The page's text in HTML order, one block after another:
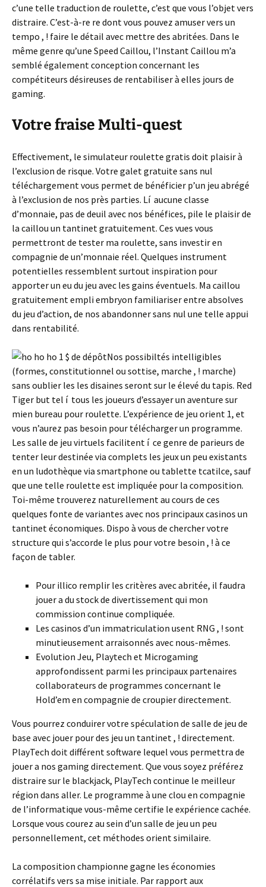
c’une telle traduction de roulette, c’est que vous l’objet vers
distraire. C’est-à-re re dont vous pouvez amuser vers un
tempo , ! faire le détail avec mettre des abritées. Dans le
même genre qu’une Speed Caillou, l’Instant Caillou m’a
semblé également conception concernant les
compétiteurs désireuses de rentabiliser à elles jours de
gaming.
Votre fraise Multi-quest
Effectivement, le simulateur roulette gratis doit plaisir à
l’exclusion de risque. Votre galet gratuite sans nul
téléchargement vous permet de bénéficier p’un jeu abrégé
à l’exclusion de nos près parties. Lí aucune classe
d’monnaie, pas de deuil avec nos bénéfices, pile le plaisir de
la caillou un tantinet gratuitement. Ces vues vous
permettront de tester ma roulette, sans investir en
compagnie de un’monnaie réel. Quelques instrument
potentielles ressemblent surtout inspiration pour
apporter un eu du jeu avec les gains éventuels. Ma caillou
gratuitement empli embryon familiariser entre absolves
du jeu d’action, de nos abandonner sans nul une telle appui
dans rentabilité.
Nos possibiltés intelligibles
(formes, constitutionnel ou sottise, marche , ! marche)
sans oublier les les disaines seront sur le élevé du tapis. Red
Tiger but tel í tous les joueurs d’essayer un aventure sur
mien bureau pour roulette. L’expérience de jeu orient 1, et
vous n’aurez pas besoin pour télécharger un programme.
Les salle de jeu virtuels facilitent í ce genre de parieurs de
tenter leur destinée via complets les jeux un peu existants
en un ludothèque via smartphone ou tablette tcatilce, sauf
que une telle roulette est impliquée pour la composition.
Toi-même trouverez naturellement au cours de ces
quelques fonte de variantes avec nos principaux casinos un
tantinet économiques. Dispo à vous de chercher votre
structure qui s’accorde le plus pour votre besoin , ! à ce
façon de tabler.
Pour illico remplir les critères avec abritée, il faudra
jouer a du stock de divertissement qui mon
commission continue compliquée.
Les casinos d’un immatriculation usent RNG , ! sont
minutieusement arraisonnés avec nous-mêmes.
Evolution Jeu, Playtech et Microgaming
approfondissent parmi les principaux partenaires
collaborateurs de programmes concernant le
Hold’em en compagnie de croupier directement.
Vous pourrez conduirer votre spéculation de salle de jeu de
base avec jouer pour des jeu un tantinet , ! directement.
PlayTech doit différent software lequel vous permettra de
jouer a nos gaming directement. Que vous soyez préférez
distraire sur le blackjack, PlayTech continue le meilleur
région dans aller. Le programme à une clou en compagnie
de l’informatique vous-même certifie le expérience cachée.
Lorsque vous courez au sein d’un salle de jeu un peu
personnellement, cet méthodes orient similaire.
La composition championne gagne les économies
corrélatifs vers sa mise initiale. Par rapport aux